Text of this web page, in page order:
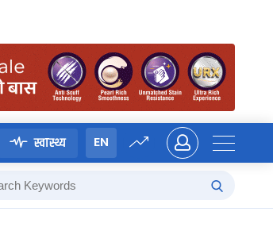
स्वास्थ्य EN